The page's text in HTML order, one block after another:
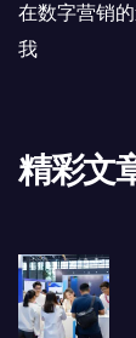
在数字营销
我
精彩文